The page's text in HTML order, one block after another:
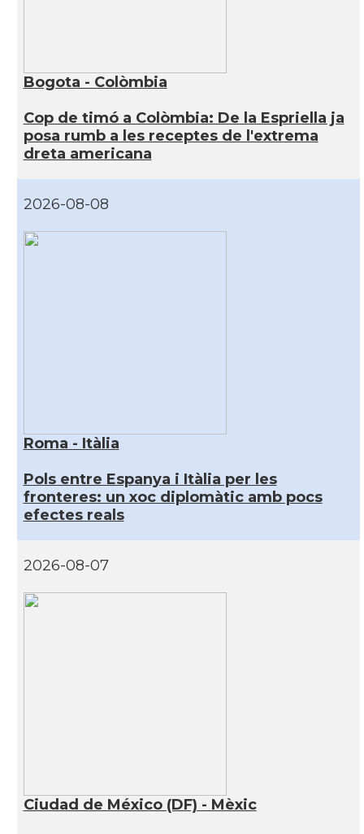
Bogota - Colòmbia
Cop de timó a Colòmbia: De la Espriella ja
posa rumb a les receptes de l'extrema
dreta americana
2026-08-08
Roma - Itàlia
Pols entre Espanya i Itàlia per les
fronteres: un xoc diplomàtic amb pocs
efectes reals
2026-08-07
Ciudad de México (DF) - Mèxic